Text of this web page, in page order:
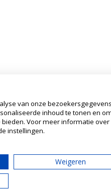
van onze
inhoud te tonen en
Voor meer informatie over
instellingen.
Weigeren